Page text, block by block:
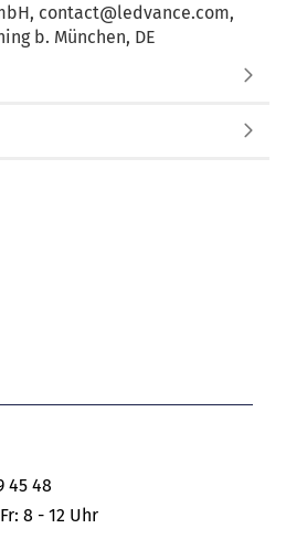
contact@ledvance.com,
b. München, DE
45 48
8 - 12 Uhr